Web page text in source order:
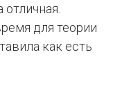
для теории
как есть